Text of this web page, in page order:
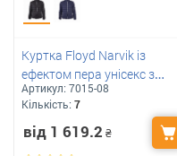
Куртка Floyd Narvik із
ефектом пера унісекс з
вашим логотипом
Артикул: 7015-08
Кількість: 7
від 1 619.2 ₴